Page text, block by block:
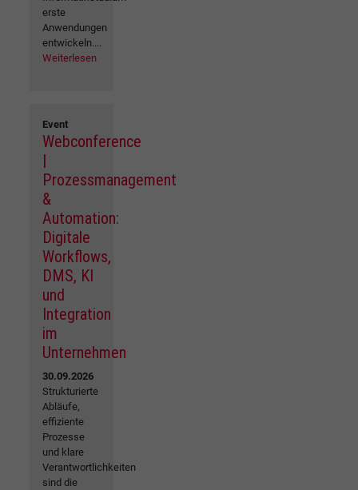
erste
Anwendungen
entwickeln....
Weiterlesen
Event
Webconference
|
Prozessmanagement
&
Automation:
Digitale
Workflows,
DMS, KI
und
Integration
im
Unternehmen
30.09.2026
Strukturierte
Abläufe,
effiziente
Prozesse
und klare
Verantwortlichkeiten
sind die